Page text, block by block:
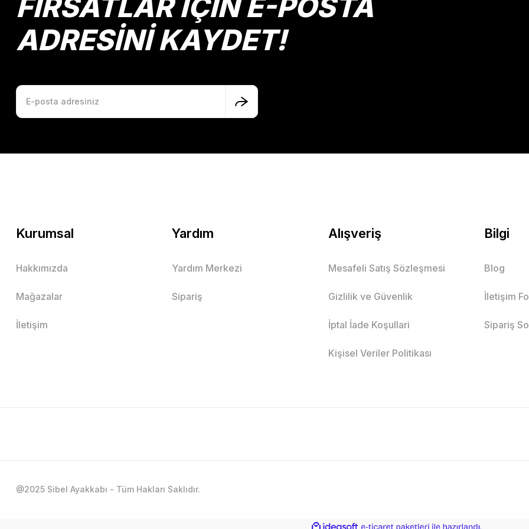
ADRESİNİ KAYDET!
Kurumsal
Hakkımızda
Mağazalar
İletişim
Yardım
Yardım Merkezi
Sipariş
Alışveriş
Mesafeli Satış Sözleşmesi
Gizlilik ve Güvenlik
İptal İade Koşullari
Kişisel Veriler Politikası
Bilgi
Blog
İletişim
Sipariş
@2025 Sibel Ayakkabı - Tüm Hakları Saklıdır.
ideasoft e-